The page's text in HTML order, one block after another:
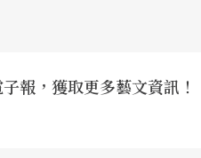
報，獲取更多藝文資訊！